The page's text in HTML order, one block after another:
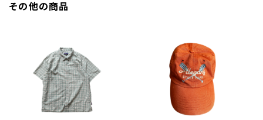
その他の商品